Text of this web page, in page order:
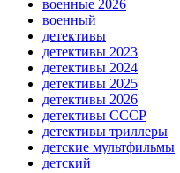
военные 2026
военный
детективы
детективы 2023
детективы 2024
детективы 2025
детективы 2026
детективы СССР
детективы триллеры
детские мультфильмы
детский